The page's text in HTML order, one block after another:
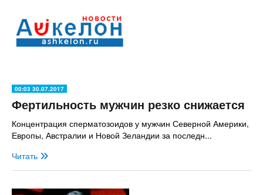
00:03 30.07.2017
Фертильность мужчин резко снижается
Концентрация сперматозоидов у мужчин Северной Америки,
Европы, Австралии и Новой Зеландии за последн...
Читать